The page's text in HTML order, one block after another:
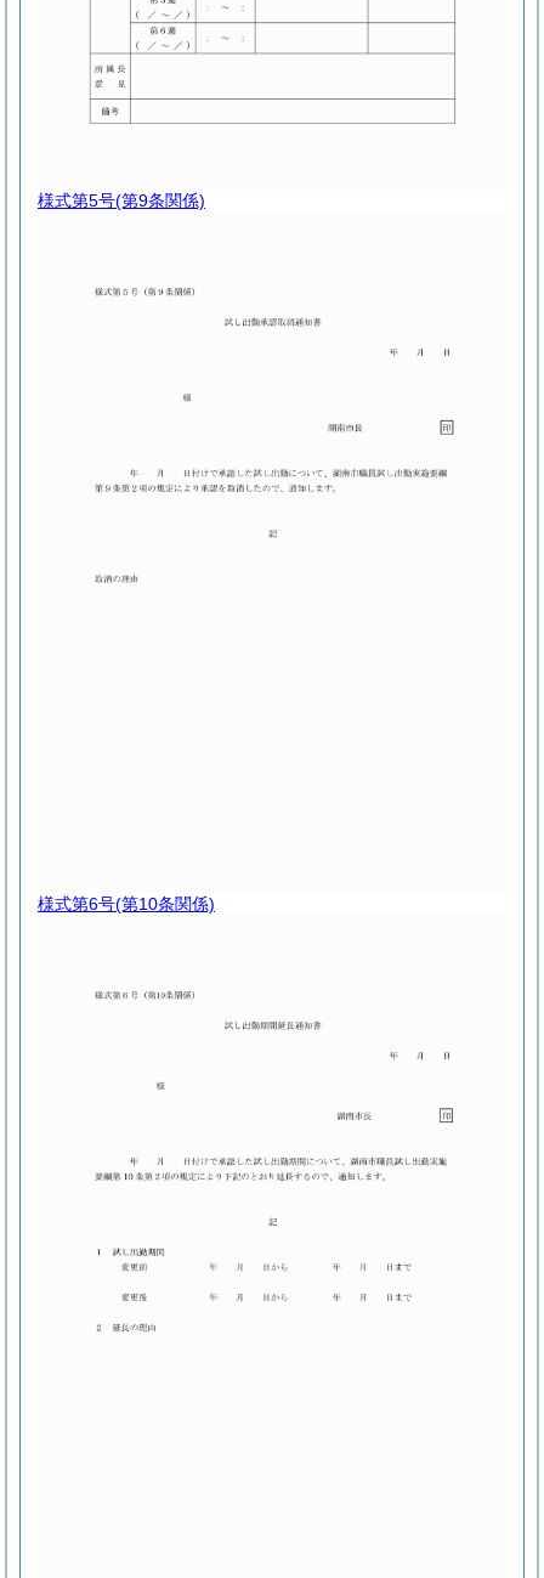
様式第5号(第9条関係)
様式第6号(第10条関係)